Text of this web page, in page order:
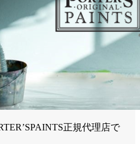
正規代理店で